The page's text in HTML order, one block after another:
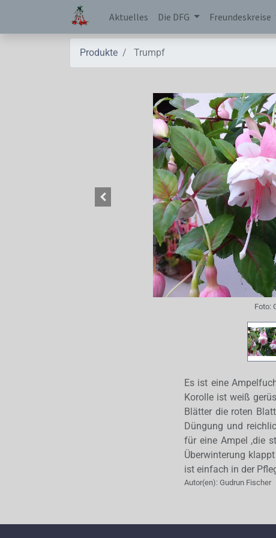
Aktuelles Die DFG Freundeskreise
Produkte Trumpf
Foto:
Es ist eine
Korolle ist weiß
Blätter die roten
Düngung und
für eine Ampel ,die
Überwinterung
ist einfach in der
Autor(en): Gudrun Fischer